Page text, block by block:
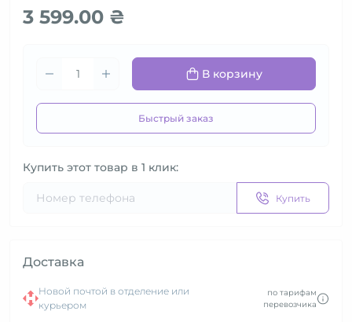
3 599.00 ₴
В корзину
Быстрый заказ
Купить этот товар в 1 клик:
Купить
Доставка
Новой почтой в отделение или
курьером
по тарифам
перевозчика